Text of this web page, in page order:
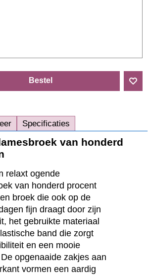
Bestel
Specificaties
van honderd
relaxt ogende
van honderd procent
broek die ook op de
fijn draagt door zijn
het gebruikte materiaal
band die zorgt
en een mooie
opgenaaide zakjes aan
vormen een aardig